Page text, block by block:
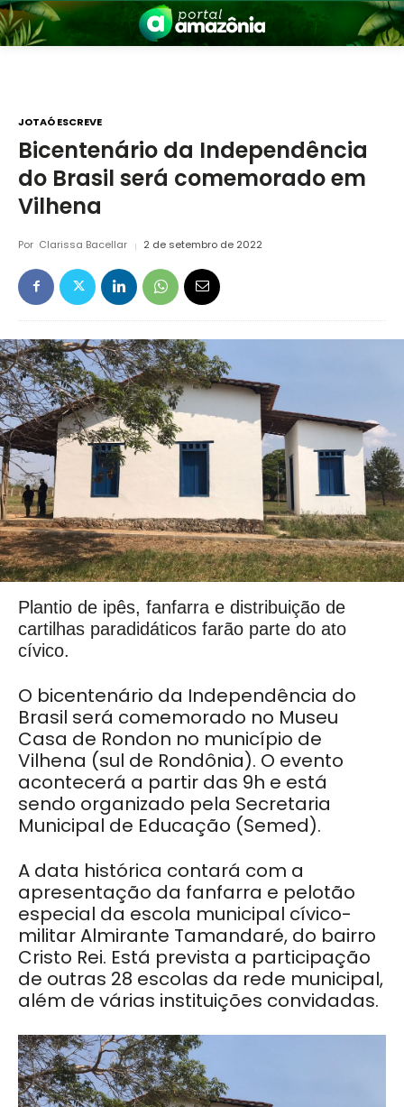
Amazônia
JOTAÓ ESCREVE
Bicentenário da Independência
do Brasil será comemorado em
Vilhena
Por Clarissa Bacellar 2 de setembro de 2022
Plantio de ipês, fanfarra e distribuição de
cartilhas paradidáticos farão parte do ato
cívico.
O bicentenário da Independência do
Brasil será comemorado no Museu
Casa de Rondon no município de
Vilhena (sul de Rondônia). O evento
acontecerá a partir das 9h e está
sendo organizado pela Secretaria
Municipal de Educação (Semed).
A data histórica contará com a
apresentação da fanfarra e pelotão
especial da escola municipal cívico-
militar Almirante Tamandaré, do bairro
Cristo Rei. Está prevista a participação
de outras 28 escolas da rede municipal,
além de várias instituições convidadas.